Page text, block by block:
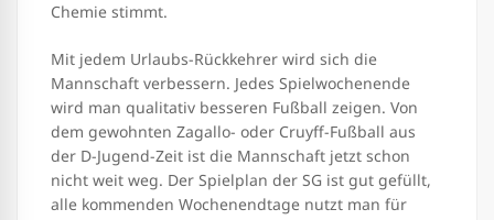
Chemie stimmt.
Mit jedem Urlaubs-Rückkehrer wird sich die
Mannschaft verbessern. Jedes Spielwochenende
wird man qualitativ besseren Fußball zeigen. Von
dem gewohnten Zagallo- oder Cruyff-Fußball aus
der D-Jugend-Zeit ist die Mannschaft jetzt schon
nicht weit weg. Der Spielplan der SG ist gut gefüllt,
alle kommenden Wochenendtage nutzt man für